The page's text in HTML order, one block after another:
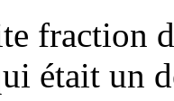
fraction
était un